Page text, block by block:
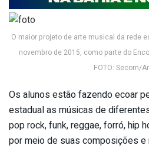
O maior projeto de arte musical da rede
novembro de 2015, como parte do
FOTO: Secom/
Os alunos estão fazendo ecoar
estadual as músicas de
pop rock, funk, reggae, forró, hip
por meio de suas composições